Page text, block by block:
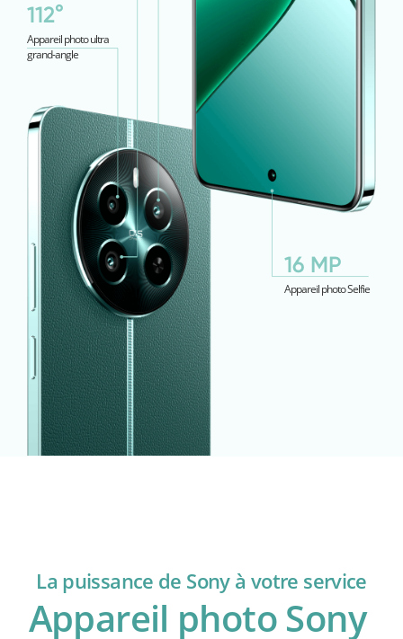
112°
Appareil photo ultra
grand-angle
16 MP
Appareil photo Selfie
La puissance de Sony à votre service
Appareil photo Sony